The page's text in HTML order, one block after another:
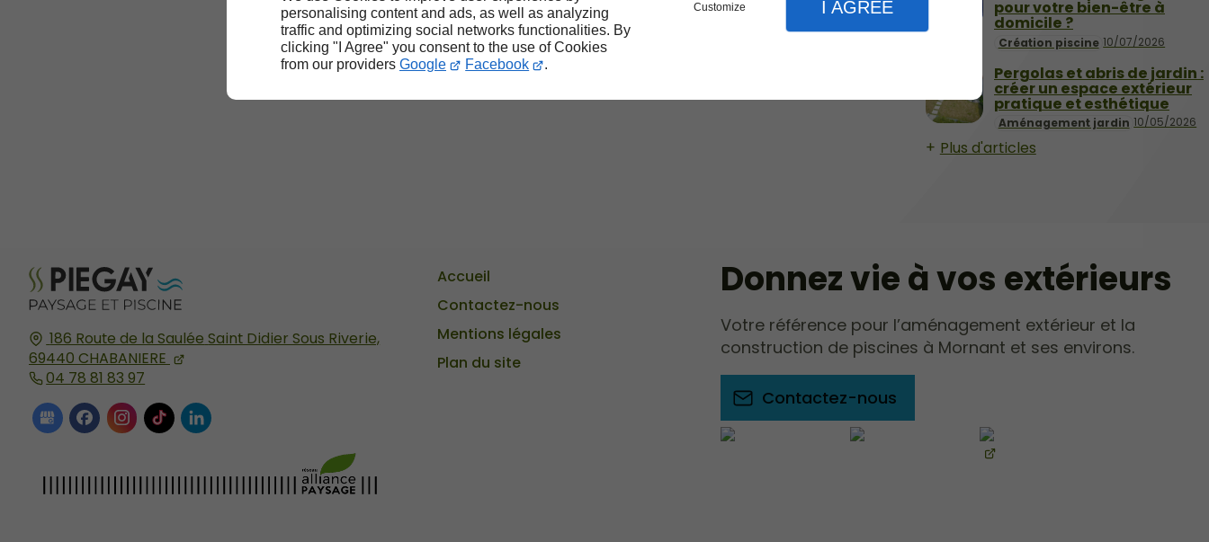
personalising content and ads, as well as analyzing
traffic and optimizing social networks functionalities. By
clicking "I Agree" you consent to the use of Cookies
from our providers Google Facebook .
Customize I AGREE
Création piscine 10/07/2026
pour votre bien-être à
domicile ?
Aménagement jardin 10/05/2026
Pergolas et abris de jardin :
créer un espace extérieur
pratique et esthétique
Plus d'articles
186 Route de la Saulée Saint Didier Sous Riverie,
69440 CHABANIERE
04 78 81 83 97
Accueil
Contactez-nous
Mentions légales
Plan du site
Donnez vie à vos extérieurs
Votre référence pour l’aménagement extérieur et la
construction de piscines à Mornant et ses environs.
Contactez-nous